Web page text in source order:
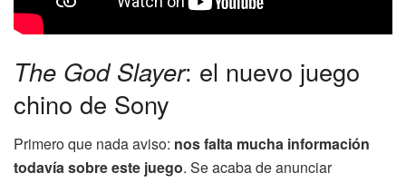
The God Slayer: el nuevo juego
chino de Sony
Primero que nada aviso: nos falta mucha información
todavía sobre este juego. Se acaba de anunciar